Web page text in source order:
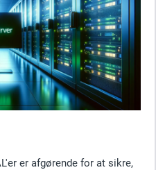
er afgørende for at sikre,